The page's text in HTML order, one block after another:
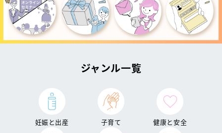
ジャンル一覧
妊娠と出産 子育て 健康と安全